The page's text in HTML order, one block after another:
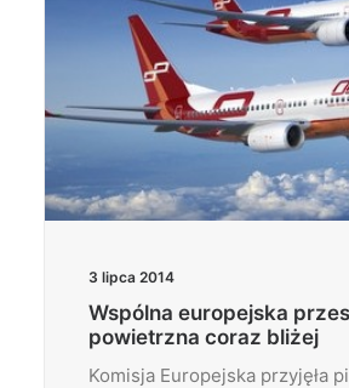
3 lipca 2014
Wspólna europejska
powietrzna coraz bliżej
Komisja Europejska przyjęła